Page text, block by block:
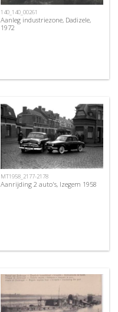
140_140_00261
Aanleg industriezone, Dadizele,
1972
MT1958_2177-2178
Aanrijding 2 auto's, Izegem 1958